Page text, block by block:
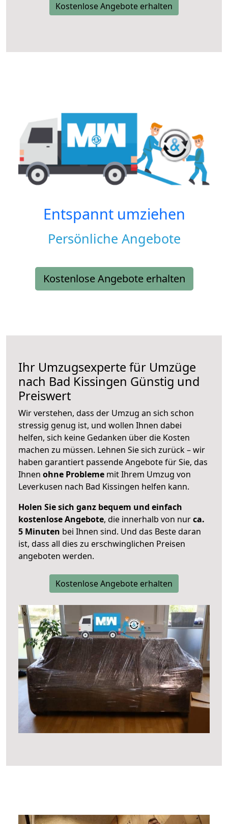
Kostenlose Angebote erhalten
Entspannt umziehen
Persönliche Angebote
Kostenlose Angebote erhalten
Ihr Umzugsexperte für Umzüge
nach Bad Kissingen Günstig und
Preiswert
Wir verstehen, dass der Umzug an sich schon
stressig genug ist, und wollen Ihnen dabei
helfen, sich keine Gedanken über die Kosten
machen zu müssen. Lehnen Sie sich zurück – wir
haben garantiert passende Angebote für Sie, das
Ihnen ohne Probleme mit Ihrem Umzug von
Leverkusen nach Bad Kissingen helfen kann.
Holen Sie sich ganz bequem und einfach
kostenlose Angebote, die innerhalb von nurca.
5 Minuten bei Ihnen sind. Und das Beste daran
ist, dass all dies zu erschwinglichen Preisen
angeboten werden.
Kostenlose Angebote erhalten